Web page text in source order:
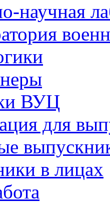
научная
ВУЦ
для
в лицах